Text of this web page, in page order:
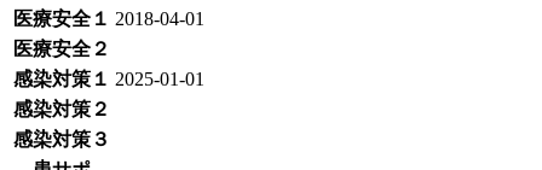
医療安全１ 2018-04-01
医療安全２
感染対策１ 2025-01-01
感染対策２
感染対策３